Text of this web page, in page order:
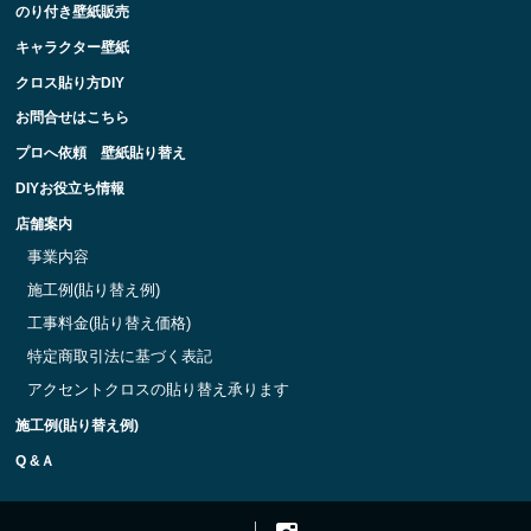
のり付き壁紙販売
キャラクター壁紙
クロス貼り方DIY
お問合せはこちら
プロへ依頼 壁紙貼り替え
DIYお役立ち情報
店舗案内
事業内容
施工例(貼り替え例)
工事料金(貼り替え価格)
特定商取引法に基づく表記
アクセントクロスの貼り替え承ります
施工例(貼り替え例)
Q &Ａ